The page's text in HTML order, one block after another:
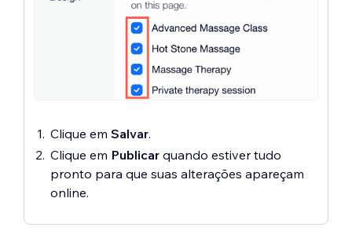
Clique em Salvar.
Clique em Publicar quando estiver tudo
pronto para que suas alterações apareçam
online.